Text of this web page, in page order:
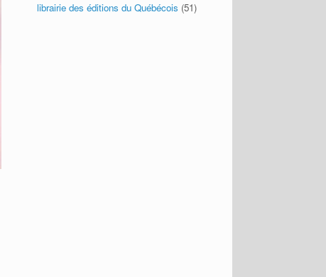
librairie des éditions du Québécois (51)